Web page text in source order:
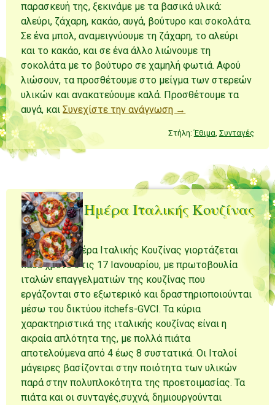
παρασκευή της, ξεκινάμε με τα βασικά υλικά:
αλεύρι, ζάχαρη, κακάο, αυγά, βούτυρο και σοκολάτα.
Σε ένα μπολ, αναμειγνύουμε τη ζάχαρη, το αλεύρι
και το κακάο, και σε ένα άλλο λιώνουμε τη
σοκολάτα με το βούτυρο σε χαμηλή φωτιά. Αφού
λιώσουν, τα προσθέτουμε στο μείγμα των στερεών
υλικών και ανακατεύουμε καλά. Προσθέτουμε τα
αυγά, καιΣυνεχίστε την ανάγνωση →
Στήλη:Έθιμα, Συνταγές
Διεθνής Ημέρα Ιταλικής Κουζίνας
Η Διεθνής Ημέρα Ιταλικής Κουζίνας γιορτάζεται
κάθε χρόνο στις 17 Ιανουαρίου, με πρωτοβουλία
ιταλών επαγγελματιών της κουζίνας που
εργάζονται στο εξωτερικό και δραστηριοποιούνται
μέσω του δικτύου itchefs-GVCI. Τα κύρια
χαρακτηριστικά της ιταλικής κουζίνας είναι η
ακραία απλότητα της, με πολλά πιάτα
αποτελούμενα από 4 έως 8 συστατικά. Οι Ιταλοί
μάγειρες βασίζονται στην ποιότητα των υλικών
παρά στην πολυπλοκότητα της προετοιμασίας. Τα
πιάτα και οι συνταγές,συχνά, δημιουργούνται